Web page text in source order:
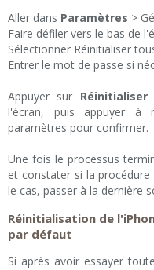
Aller dans Paramètres >
Faire défiler vers le bas de
Sélectionner Réinitialiser
Entrer le mot de passe si
Appuyer sur
l'écran, puis appuyer à
paramètres pour confirmer.
Une fois le processus
et constater si la
le cas, passer à la dernière
Réinitialisation de
par défaut
Si après avoir essayer